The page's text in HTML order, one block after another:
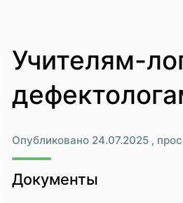
Учителям-
Опубликовано 24.07.2025 ,
Документы